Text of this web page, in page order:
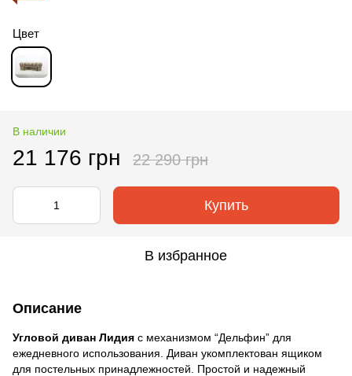
Цвет
В наличии
21 176 грн 22 290 грн
Купить
В избранное
Описание
Угловой диван Лидия с механизмом “Дельфин” для
ежедневного использования. Диван укомплектован ящиком
для постельных принадлежностей. Простой и надежный